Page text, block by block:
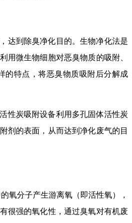
达到除臭净化目的。生物净化法是
用微生物细胞对恶臭物质的吸附、
的特点，将恶臭物质吸附后分解成
性炭吸附设备利用多孔固体活性炭
剂的表面，从而达到净化废气的目
氧分子产生游离氧（即活性氧），
很强的氧化性，通过臭氧对有机废